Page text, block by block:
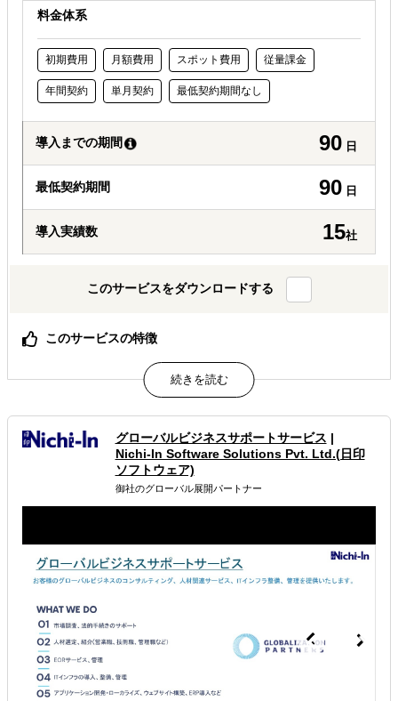
料金体系
初期費用 月額費用 スポット費用 従量課金
年間契約 単月契約 最低契約期間なし
導入までの期間 90 日
最低契約期間 90 日
導入実績数 15社
このサービスをダウンロードする
このサービスの特徴
Shopifyの構築から運用までワンストップで支援します。
海外向けECサイト構築 多言語サイト制作
解決できる課題
グローバルビジネスサポートサービス |
Nichi-In Software Solutions Pvt. Ltd.(日印
ソフトウェア)
御社のグローバル展開パートナー